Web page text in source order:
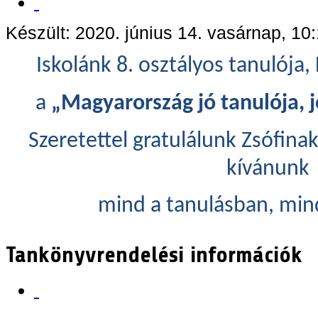
Készült: 2020. június 14. vasárnap,
Iskolánk 8. osztályos tanulója,
a „Magyarország jó tanulója,
Szeretettel gratulálunk
kívánunk
mind a tanulásban,
Tankönyvrendelési információk